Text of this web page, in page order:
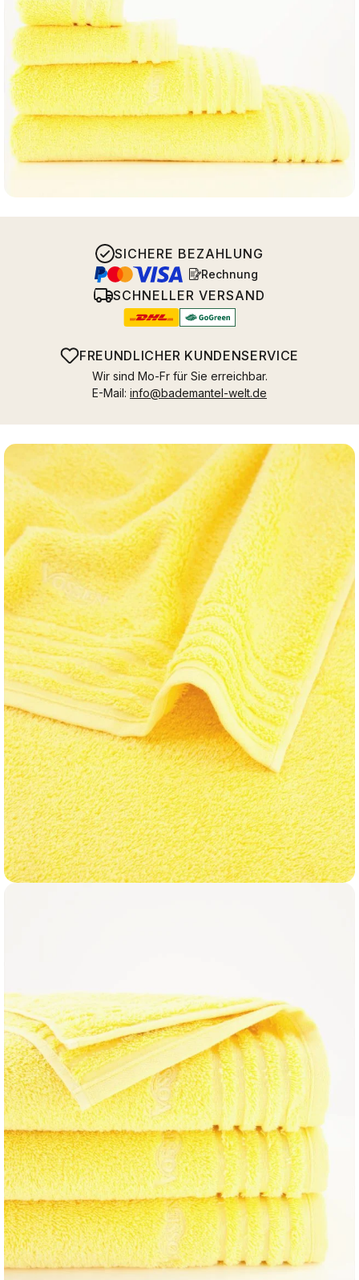
SICHERE BEZAHLUNG
Rechnung
SCHNELLER VERSAND
FREUNDLICHER KUNDENSERVICE
Wir sind Mo-Fr für Sie erreichbar.
E-Mail: info@bademantel-welt.de